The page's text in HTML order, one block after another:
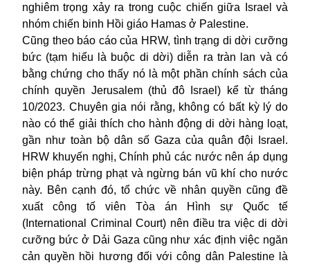
nghiêm trọng xảy ra trong cuộc chiến giữa Israel và
nhóm chiến binh Hồi giáo Hamas ở Palestine.
Cũng theo báo cáo của HRW, tình trạng di dời cưỡng
bức (tạm hiểu là buộc di dời) diễn ra tràn lan và có
bằng chứng cho thấy nó là một phần chính sách của
chính quyền Jerusalem (thủ đô
Israel) kể từ tháng
10/2023. Chuyên gia nói rằng, không có bất kỳ lý do
nào có thể giải thích cho hành động di dời hàng loạt,
gần như toàn bộ dân số Gaza của quân đội Israel.
HRW khuyến nghị, Chính phủ các nước nên áp dụng
biện pháp trừng phạt và ngừng bán vũ khí cho nước
này. Bên cạnh đó, tổ chức về nhân quyền cũng đề
xuất công tố viên Tòa án Hình sự Quốc tế
(International Criminal Court) nên điều tra việc di dời
cưỡng bức ở Dải Gaza cũng như xác định việc ngăn
cản quyền hồi hương đối với công dân Palestine là